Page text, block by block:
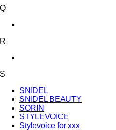
Q
R
S
SNIDEL
SNIDEL BEAUTY
SORIN
STYLEVOICE
Stylevoice for xxx